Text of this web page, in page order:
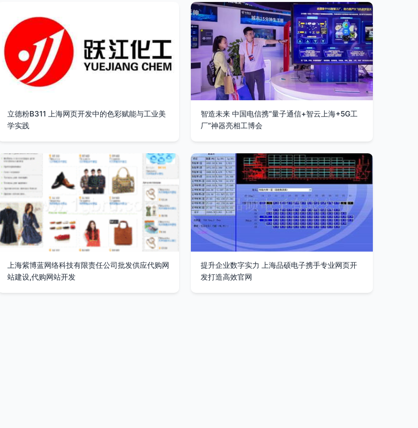
立德粉B311 上海网页开发中的色彩赋能与工业美
学实践
智造未来 中国电信携“量子通信+智云上海+5G工
厂”神器亮相工博会
上海紫博蓝网络科技有限责任公司批发供应代购网
站建设,代购网站开发
提升企业数字实力 上海品硕电子携手专业网页开
发打造高效官网